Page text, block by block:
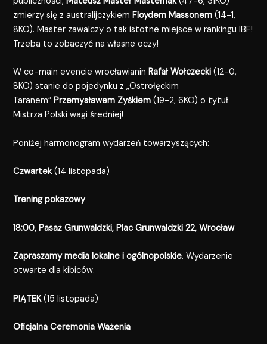
zmierzy się z australijczykiemFloydem Massonem (14-1,
8KO). Master zawalczy o tak istotne miejsce w rankingu IBF!
Trzeba to zobaczyć na własne oczy!
W co-main evencie wrocławianinRafał Wołczecki (12-0,
8KO) stanie do pojedynku z „Ostrołęckim
Taranem”Przemysławem Zyśkiem (19-2, 6KO) o tytuł
Mistrza Polski wagi średniej!
Poniżej harmonogram wydarzeń towarzyszących:
Czwartek(14 listopada)
Trening pokazowy
18:00, Pasaż Grunwaldzki, Plac Grunwaldzki 22, Wrocław
Zapraszamy media lokalne i ogólnopolskie. Wydarzenie
otwarte dla kibiców.
PIĄTEK(15 listopada)
Oficjalna Ceremonia Ważenia